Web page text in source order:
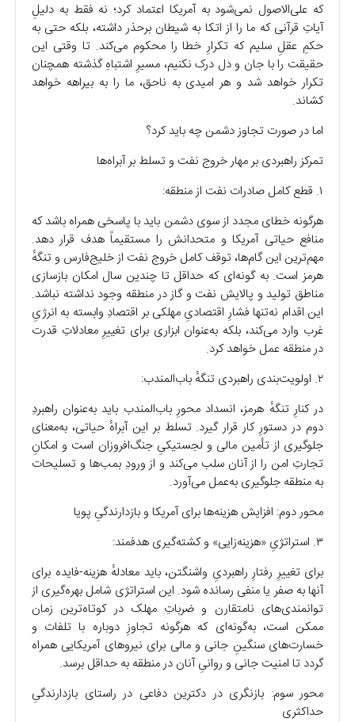
که علی‌الاصول نمی‌شود به آمریکا اعتماد کرد؛ نه فقط به دلیلِ
آیاتِ قرآنی که ما را از اتکا به شیطان برحذر داشته، بلکه حتی به
حکمِ عقلِ سلیم که تکرارِ خطا را محکوم می‌کند. تا وقتی این
حقیقت را با جان و دل درک نکنیم، مسیرِ اشتباهِ گذشته همچنان
تکرار خواهد شد و هر امیدی به ناحق، ما را به بیراهه خواهد
کشاند.
اما در صورت تجاوز دشمن چه باید کرد؟
تمرکز راهبردی بر مهار خروج نفت و تسلط بر آبراه‌ها
۱. قطع کامل صادرات نفت از منطقه:
هرگونه خطای مجدد از سوی دشمن باید با پاسخی همراه باشد که
منافع حیاتی آمریکا و متحدانش را مستقیماً هدف قرار دهد.
مهم‌ترین این گام‌ها، توقف کامل خروج نفت از خلیج‌فارس و تنگهٔ
هرمز است. به گونه‌ای که حداقل تا چندین سال امکان بازسازی
مناطق تولید و پالایش نفت و گاز در منطقه وجود نداشته نباشد.
این اقدام نه‌تنها فشارِ اقتصادیِ مهلکی بر اقتصادِ وابسته به انرژیِ
غرب وارد می‌کند، بلکه به‌عنوان ابزاری برای تغییرِ معادلاتِ قدرت
در منطقه عمل خواهد کرد.
۲. اولویت‌بندی راهبردی تنگهٔ باب‌المندب:
در کنارِ تنگهٔ هرمز، انسداد محورِ باب‌المندب باید به‌عنوان راهبردِ
دوم در دستورِ کار قرار گیرد. تسلط بر این آبراهٔ حیاتی، به‌معنای
جلوگیری از تأمین مالی و لجستیکیِ جنگ‌افروزان است و امکانِ
تجارتِ امن را از آنان سلب می‌کند و از ورودِ بمب‌ها و تسلیحات
به منطقه جلوگیری به‌عمل می‌آورد.
محور دوم: افزایش هزینه‌ها برای آمریکا و بازدارندگیِ پویا
۳. استراتژیِ «هزینه‌زایی» و کشته‌گیری هدفمند:
برای تغییرِ رفتارِ راهبردیِ واشنگتن، باید معادلهٔ هزینه-فایده برای
آنها به صفر یا منفی رسانده شود. این استراتژی شامل بهره‌گیری از
توانمندی‌های نامتقارن و ضرباتِ مهلک در کوتاه‌ترین زمان
ممکن است، به‌گونه‌ای که هرگونه تجاوزِ دوباره با تلفات و
خسارت‌های سنگینِ جانی و مالی برای نیرو‌های آمریکایی همراه
گردد تا امنیت جانی و روانیِ آنان در منطقه به حداقل برسد.
محور سوم: بازنگری در دکترین دفاعی در راستای بازدارندگیِ
حداکثری